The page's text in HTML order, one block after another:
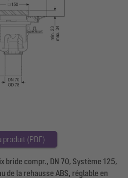
produit (PDF)
bride compr., DN 70, Système 125,
de la rehausse ABS, réglable en